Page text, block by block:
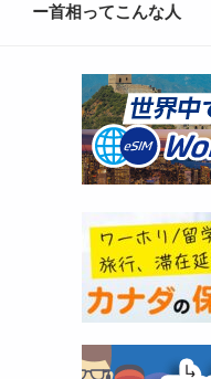
ー首相ってこんな人